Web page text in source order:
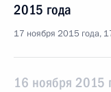
2015 года
17 ноября 2015 года,
16 ноября 2015